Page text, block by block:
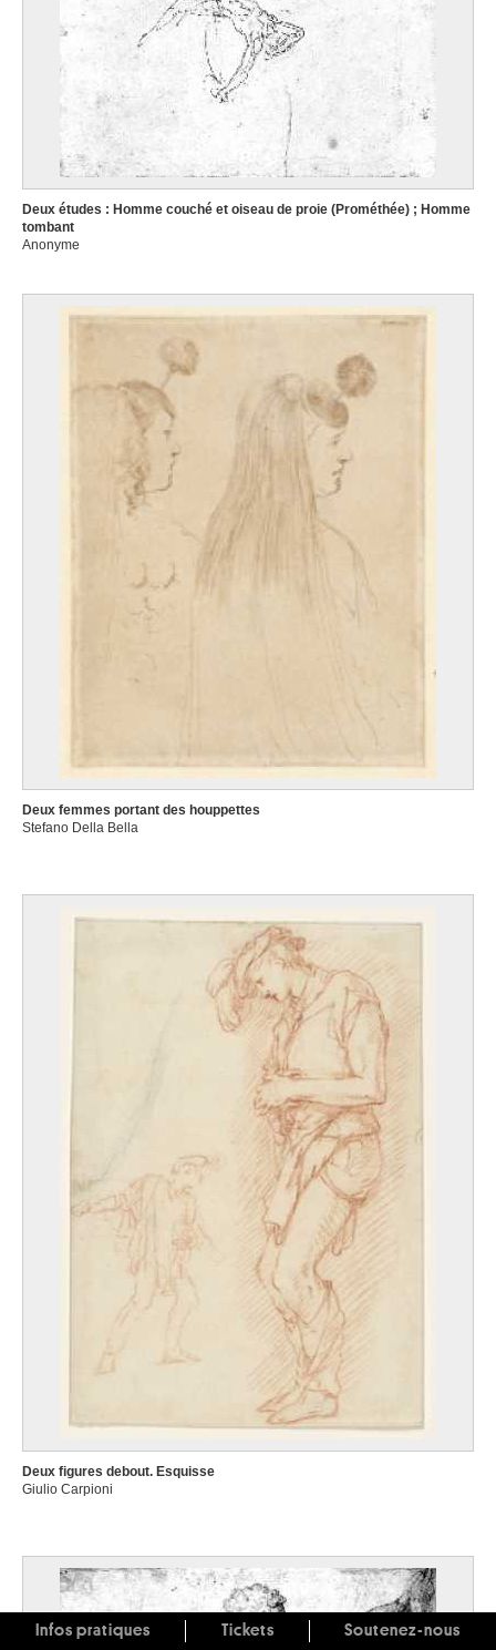
Deux études : Homme couché et oiseau de proie (Prométhée) ; Homme
tombant
Anonyme
Deux femmes portant des houppettes
Stefano Della Bella
Deux figures debout. Esquisse
Giulio Carpioni
Infos pratiques Tickets Soutenez-nous